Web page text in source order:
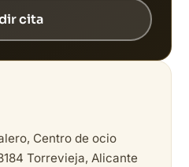
cita
Centro de ocio
Torrevieja, Alicante